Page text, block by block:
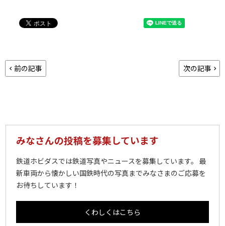
前の記事 次の記事
みなさんの投稿を募集しています
鉄道ホビダスでは鉄道写真やニュースを募集しています。 最
新車両から懐かしい国鉄時代の写真までみなさまのご応募を
お待ちしています！
くわしくはこちら